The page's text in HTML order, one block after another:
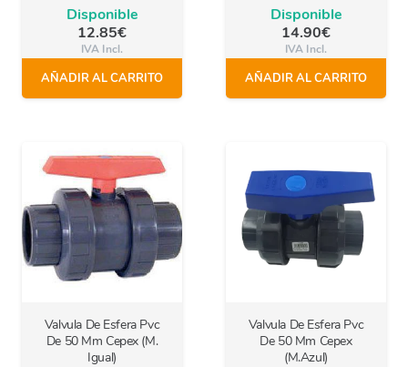
Disponible
12.85€
IVA Incl.
AÑADIR AL CARRITO
Disponible
14.90€
IVA Incl.
AÑADIR AL CARRITO
Valvula De Esfera Pvc
De 50 Mm Cepex (M.
Igual)
Valvula De Esfera Pvc
De 50 Mm Cepex
(M.Azul)